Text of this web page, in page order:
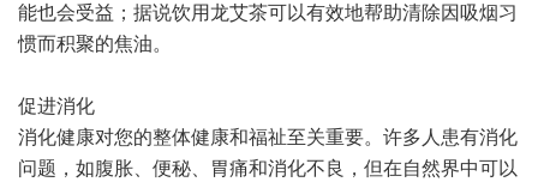
能也会受益；据说饮用龙艾茶可以有效地帮助清除因吸烟习
惯而积聚的焦油。
促进消化
消化健康对您的整体健康和福祉至关重要。许多人患有消化
问题，如腹胀、便秘、胃痛和消化不良，但在自然界中可以